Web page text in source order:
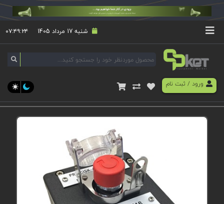
شنبه 17 مرداد 1405 ۰۷:۴۹:۲۴
ورود/ ثبت نام